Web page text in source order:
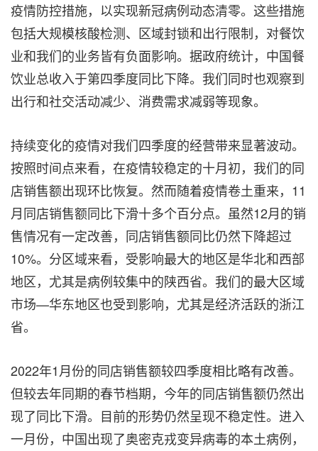
疫情防控措施，以实现新冠病例动态清零。这些措施
包括大规模核酸检测、区域封锁和出行限制，对餐饮
业和我们的业务皆有负面影响。据政府统计，中国餐
饮业总收入于第四季度同比下降。我们同时也观察到
出行和社交活动减少、消费需求减弱等现象。
持续变化的疫情对我们四季度的经营带来显著波动。
按照时间点来看，在疫情较稳定的十月初，我们的同
店销售额出现环比恢复。然而随着疫情卷土重来，11
月同店销售额同比下滑十多个百分点。虽然12月的销
售情况有一定改善，同店销售额同比仍然下降超过
10%。分区域来看，受影响最大的地区是华北和西部
地区，尤其是病例较集中的陕西省。我们的最大区域
市场—华东地区也受到影响，尤其是经济活跃的浙江
省。
2022年1月份的同店销售额较四季度相比略有改善。
但较去年同期的春节档期，今年的同店销售额仍然出
现了同比下滑。目前的形势仍然呈现不稳定性。进入
一月份，中国出现了奥密克戎变异病毒的本土病例，